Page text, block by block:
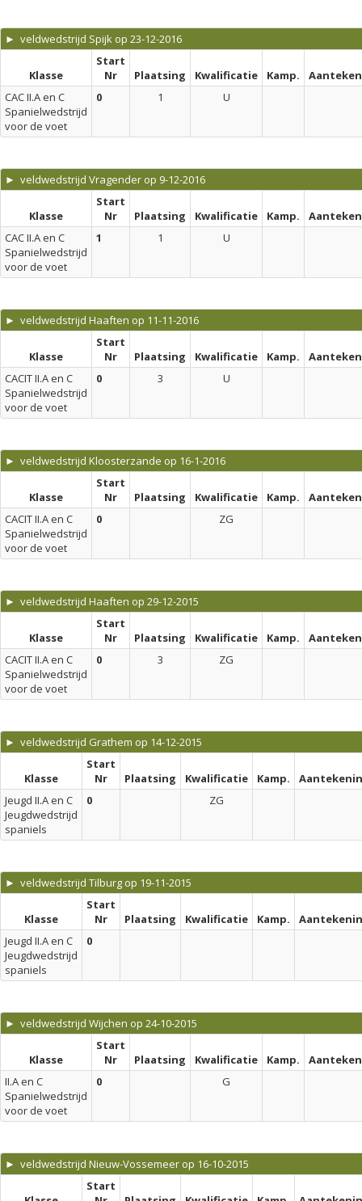
► veldwedstrijd Spijk op 23-12-2016
Klasse
Start
Nr
Plaatsing Kwalificatie Kamp.
CAC II.A en C
Spanielwedstrijd
voor de voet
0 1 U
► veldwedstrijd Vragender op 9-12-2016
Klasse
Start
Nr
Plaatsing Kwalificatie Kamp.
CAC II.A en C
Spanielwedstrijd
voor de voet
1 1 U
► veldwedstrijd Haaften op 11-11-2016
Klasse
Start
Nr
Plaatsing Kwalificatie Kamp.
CACIT II.A en C
Spanielwedstrijd
voor de voet
0 3 U
► veldwedstrijd Kloosterzande op 16-1-2016
Klasse
Start
Nr
Plaatsing Kwalificatie Kamp.
CACIT II.A en C
Spanielwedstrijd
voor de voet
0 ZG
► veldwedstrijd Haaften op 29-12-2015
Klasse
Start
Nr
Plaatsing Kwalificatie Kamp.
CACIT II.A en C
Spanielwedstrijd
voor de voet
0 3 ZG
► veldwedstrijd Grathem op 14-12-2015
Klasse
Start
Nr
Plaatsing Kwalificatie Kamp.
Jeugd II.A en C
Jeugdwedstrijd
spaniels
0 ZG
► veldwedstrijd Tilburg op 19-11-2015
Klasse
Start
Nr
Plaatsing Kwalificatie Kamp.
Jeugd II.A en C
Jeugdwedstrijd
spaniels
0
► veldwedstrijd Wijchen op 24-10-2015
Klasse
Start
Nr
Plaatsing Kwalificatie Kamp.
II.A en C
Spanielwedstrijd
voor de voet
0 G
► veldwedstrijd Nieuw-Vossemeer op 16-10-2015
Start